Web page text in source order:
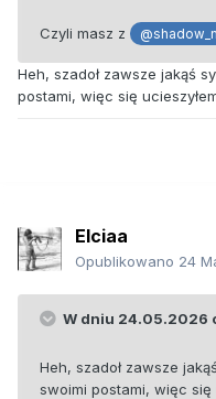
Czyli masz z
Heh, szadoł zawsze jakąś
postami, więc się
Elciaa
Opublikowano 24
W dniu 24.05.2026
Heh, szadoł zawsze
swoimi postami, więc się